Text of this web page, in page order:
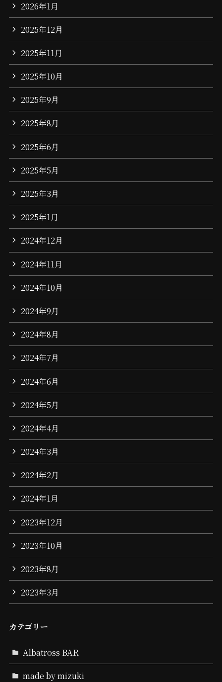
2026年1月
2025年12月
2025年11月
2025年10月
2025年9月
2025年8月
2025年6月
2025年5月
2025年3月
2025年1月
2024年12月
2024年11月
2024年10月
2024年9月
2024年8月
2024年7月
2024年6月
2024年5月
2024年4月
2024年3月
2024年2月
2024年1月
2023年12月
2023年10月
2023年8月
2023年3月
カテゴリー
Albatross BAR
made by mizuki